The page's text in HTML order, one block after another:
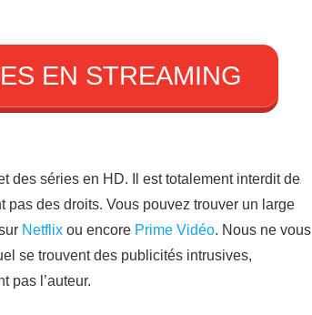
EN STREAMING
des séries en HD. Il est totalement interdit de
des droits. Vous pouvez trouver un large
Netflix ou encore Prime Vidéo. Nous ne vous
se trouvent des publicités intrusives,
pas l’auteur.